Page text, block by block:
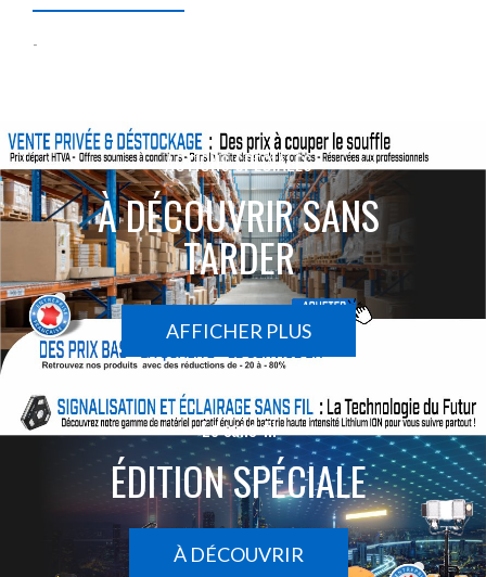
-
ACTIONS SPÉCIALES
À DÉCOUVRIR SANS
TARDER
AFFICHER PLUS
Le sans-fil
ÉDITION SPÉCIALE
À DÉCOUVRIR